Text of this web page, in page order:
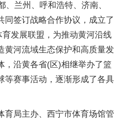
、兰州、呼和浩特、济南、
同签订战略合作协议，成立了
发展联盟，为推动黄河沿线
黄河流域生态保护和高质量发
，沿黄各省(区)相继举办了篮
等赛事活动，逐渐形成了各具
育局主办、西宁市体育场馆管